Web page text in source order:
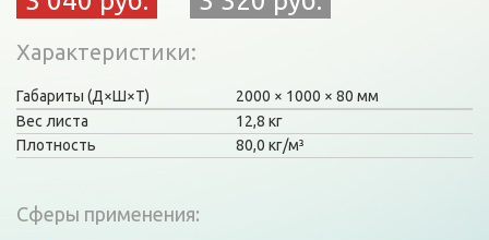
Характеристики
Габариты (Д×Ш×Т) 2000 1000
80 мм
Вес листа
12,8 кг
Плотность
80,0 кг/м³
Сферы применения: